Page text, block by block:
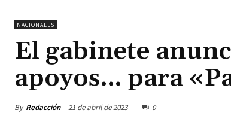
NACIONALES
El gabinete
apoyos… para
By Redacción 21 de abril de 2023 0